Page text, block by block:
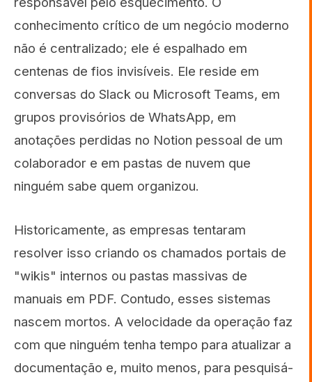
conhecimento crítico de um negócio moderno
não é centralizado; ele é espalhado em
centenas de fios invisíveis. Ele reside em
conversas do Slack ou Microsoft Teams, em
grupos provisórios de WhatsApp, em
anotações perdidas no Notion pessoal de um
colaborador e em pastas de nuvem que
ninguém sabe quem organizou.
Historicamente, as empresas tentaram
resolver isso criando os chamados portais de
"wikis" internos ou pastas massivas de
manuais em PDF. Contudo, esses sistemas
nascem mortos. A velocidade da operação faz
com que ninguém tenha tempo para atualizar a
documentação e, muito menos, para pesquisá-